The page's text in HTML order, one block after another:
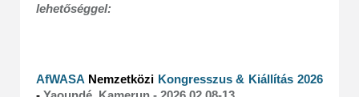
lehetőséggel:
AfWASA Nemzetközi Kongresszus & Kiállítás 2026